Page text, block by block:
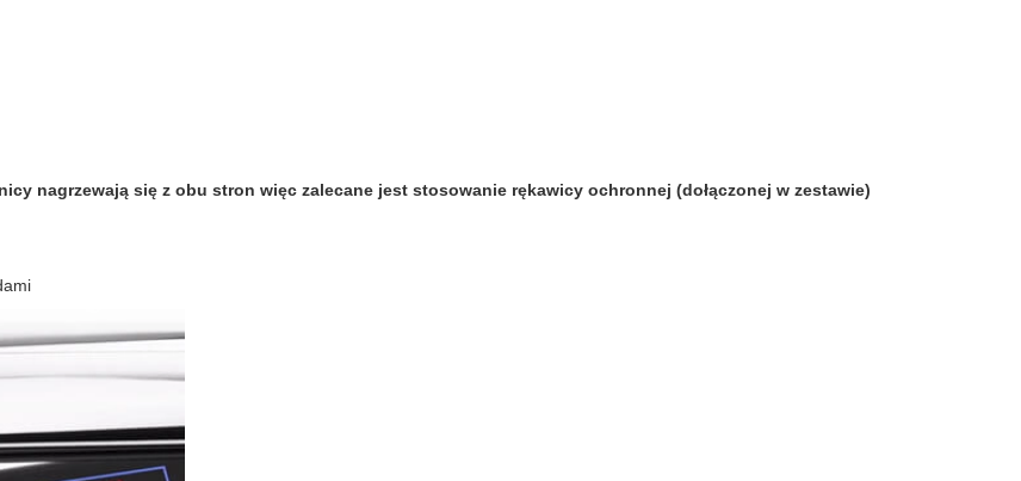
nagrzewają się z obu stron więc zalecane jest stosowanie rękawicy ochronnej (dołączonej w zestawie)